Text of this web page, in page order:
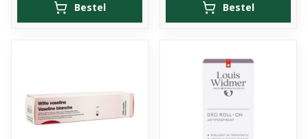
Bestel Bestel